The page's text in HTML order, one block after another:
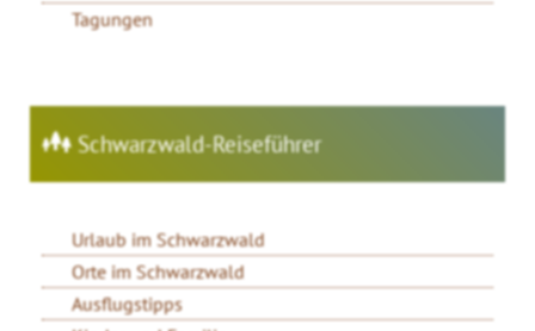
Tagungen
Schwarzwald-Reiseführer
Urlaub im Schwarzwald
Orte im Schwarzwald
Ausflugstipps